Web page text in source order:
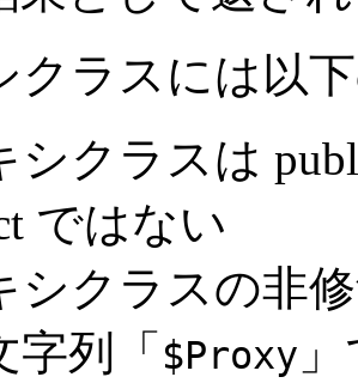
クラスには以
シクラスは
ではない
シクラスの非
字列「 $Proxy